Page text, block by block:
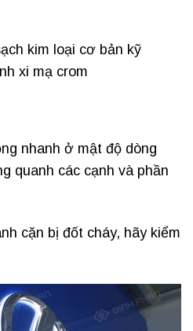
kim loại cơ bản kỹ
xi mạ crom
nhanh ở mật độ dòng
quanh các cạnh và phần
cặn bị đốt cháy, hãy kiểm